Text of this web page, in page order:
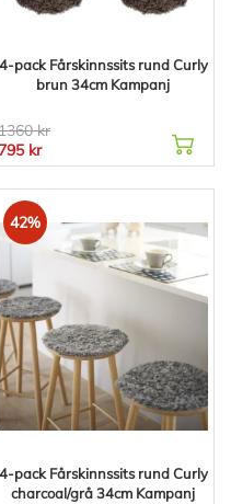
4-pack Fårskinnssits rund Curly
brun 34cm Kampanj
kr
795 kr
42%
4-pack Fårskinnssits rund Curly
charcoal/grå 34cm Kampanj